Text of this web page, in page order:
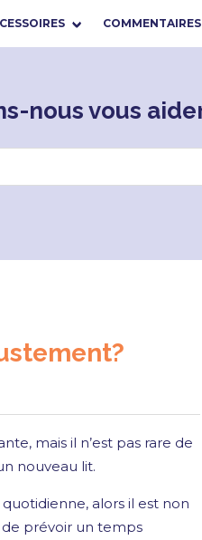
COMMENTAIRES
nous vous
mais il n’est pas rare de
nouveau lit.
alors il est non
prévoir un temps